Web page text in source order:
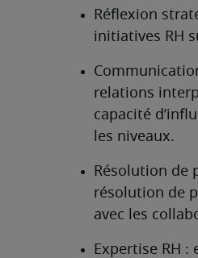
Réflexion
initiatives RH
relations
capacité
les niveaux.
Résolution de
résolution de
avec les
Expertise RH